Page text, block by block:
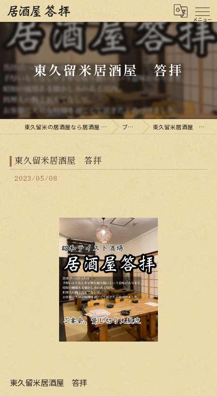
東久留米居酒屋 答拝
東久留米の居酒屋なら居酒屋 答拝 ブログ 東久留米居酒屋 答拝
東久留米居酒屋 答拝
2023/05/08
東久留米居酒屋 答拝